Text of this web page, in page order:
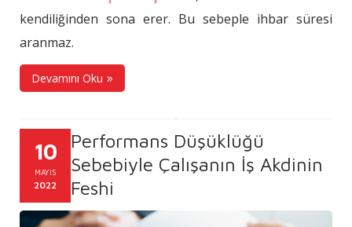
kendiliğinden sona erer. Bu sebeple ihbar süresi
aranmaz.
Devamını Oku
10
MAYIS
2022
Performans Düşüklüğü
Sebebiyle Çalışanın İş Akdinin
Feshi